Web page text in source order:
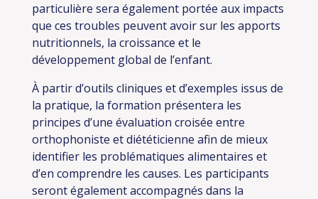
particulière sera également portée aux impacts
que ces troubles peuvent avoir sur les apports
nutritionnels, la croissance et le
développement global de l’enfant.
À partir d’outils cliniques et d’exemples issus de
la pratique, la formation présentera les
principes d’une évaluation croisée entre
orthophoniste et diététicienne afin de mieux
identifier les problématiques alimentaires et
d’en comprendre les causes. Les participants
seront également accompagnés dans la